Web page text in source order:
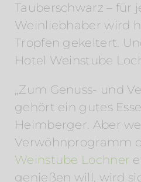
Tauberschwarz – für
Weinliebhaber wird
Tropfen gekeltert.
Hotel Weinstube
„Zum Genuss- und
gehört ein gutes
Heimberger. Aber
Verwöhnprogramm
Weinstube Lochner
genießen will, wird